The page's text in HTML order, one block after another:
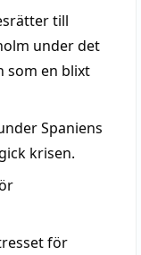
till
under det
som en blixt
Spaniens
krisen.
för